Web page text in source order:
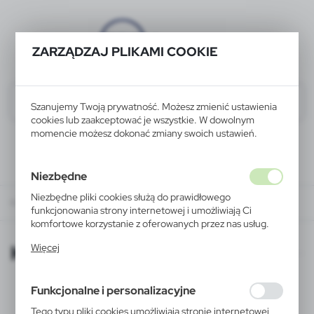
ZARZĄDZAJ PLIKAMI COOKIE
Szanujemy Twoją prywatność. Możesz zmienić ustawienia
cookies lub zaakceptować je wszystkie. W dowolnym
momencie możesz dokonać zmiany swoich ustawień.
Niezbędne
Niezbędne pliki cookies służą do prawidłowego
funkcjonowania strony internetowej i umożliwiają Ci
komfortowe korzystanie z oferowanych przez nas usług.
działania w celu m.in. dostosowania Twoich ustawień
korzystasz, może działać bez zakłóceń.
Więcej
Funkcjonalne i personalizacyjne
Tego typu pliki cookies umożliwiają stronie internetowej
KATALOGI ONLINE
KATALOGI ONLINE